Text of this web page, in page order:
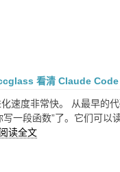
看清 Claude
速度非常快。 从最早的
一段函数”了。它们可
阅读全文